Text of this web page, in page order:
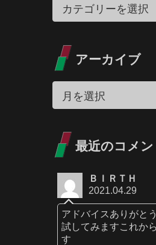
アーカイブ
最近のコメン
ＢＩＲＴＨ
2021.04.29
アドバイスありがと
試してみますこれか
す